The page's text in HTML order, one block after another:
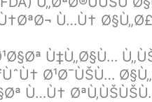
Ù…Ù†
Ù‡Ù„Ø§Ù…
Ø¹Ø¯ÙŠÙ…
Ù…Ù†